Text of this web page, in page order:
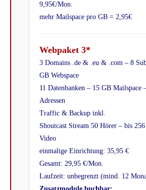
9,95€/Mon.
mehr Mailspace pro GB = 2,95€
Webpaket 3*
3 Domains .de & .eu & .com – 8
GB Webspace
11 Datenbanken – 15 GB Mailspace
Adressen
Traffic & Backup inkl.
Shoutcast Stream 50 Hörer – bis
Video
einmalige Einrichtung: 35,95 €
Gesamt: 29,95 €/Mon.
Laufzeit: unbegrenzt (mind. 12